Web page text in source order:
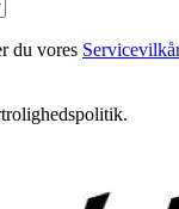
du vores